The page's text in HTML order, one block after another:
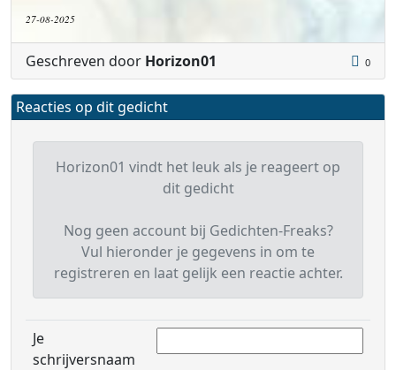
27-08-2025
Geschreven door Horizon01 0
Reacties op dit gedicht
Horizon01 vindt het leuk als je reageert op
dit gedicht
Nog geen account bij Gedichten-Freaks?
Vul hieronder je gegevens in om te
registreren en laat gelijk een reactie achter.
Je
schrijversnaam